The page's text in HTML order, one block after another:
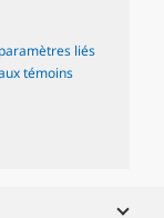
paramètres liés
témoins